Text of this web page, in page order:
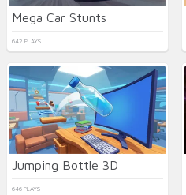
Mega Car Stunts
642 PLAYS
Jumping Bottle 3D
646 PLAYS